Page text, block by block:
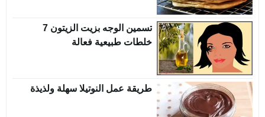
تسمين الوجه بزيت الزيتون 7
خلطات طبيعية فعالة
طريقة عمل النوتيلا سهلة ولذيذة